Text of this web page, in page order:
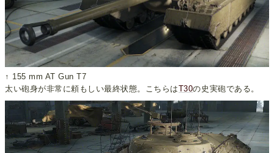
↑ 155 mm AT Gun T7
太い砲身が非常に頼もしい最終状態。こちらはT30の史実砲である。